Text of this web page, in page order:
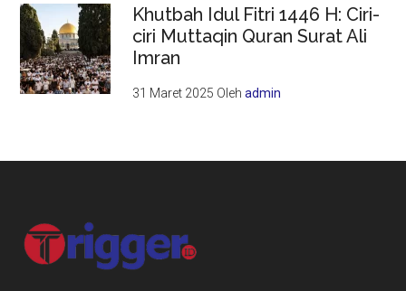
Khutbah Idul Fitri 1446 H: Ciri-
ciri Muttaqin Quran Surat Ali
Imran
31 Maret 2025 Olehadmin
Footer